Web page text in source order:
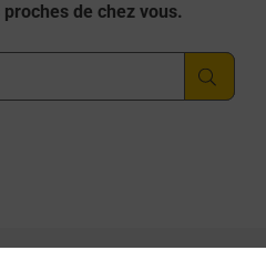
de chez vous.